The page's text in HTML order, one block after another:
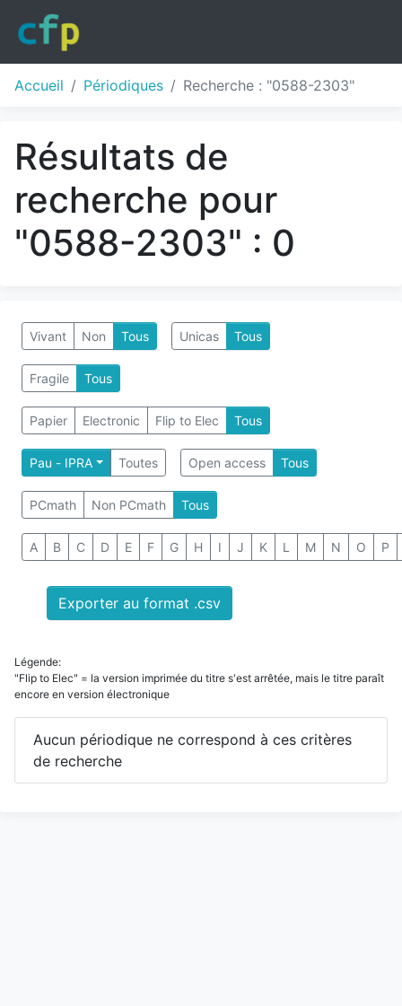
Accueil Périodiques Recherche : "0588-2303"
Résultats de
recherche pour
"0588-2303" : 0
Vivant Non Tous Unicas Tous
Fragile Tous
Papier Electronic Flip to Elec Tous
Pau - IPRA Toutes Open access Tous
PCmath Non PCmath Tous
A B C D E F G H I J K L M N O P
Exporter au format .csv
Légende:
"Flip to Elec" = la version imprimée du titre s'est arrêtée, mais le titre paraît
encore en version électronique
Aucun périodique ne correspond à ces critères
de recherche